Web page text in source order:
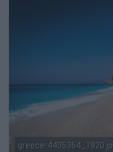
greece-
Pixabay